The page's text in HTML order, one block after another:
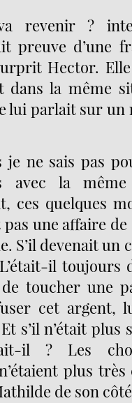
revenir ?
preuve d’une
Hector. Elle
dans la même
lui parlait sur un
je ne sais pas
avec la
ces quelques
pas une affaire
S’il devenait
il toujours
toucher une
cet argent,
s’il n’était plus
il ? Les
plus
de son